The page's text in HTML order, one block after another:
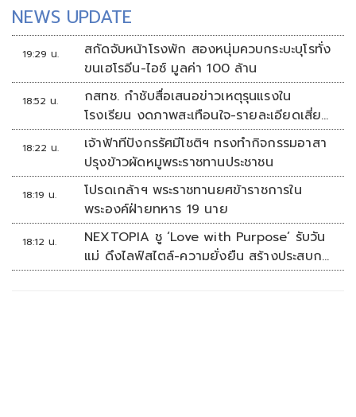
NEWS UPDATE
19:29 น.
สกัดจับหน้าโรงพัก สองหนุ่มควบกระบะบุโรทั่ง
ขนเฮโรอีน-ไอซ์ มูลค่า 100 ล้าน
18:52 น.
กสทช. กำชับสื่อเสนอข่าวเหตุรุนแรงใน
โรงเรียน งดภาพสะเทือนใจ-รายละเอียดเสี่ยง
เลียนแบบ
18:22 น.
เจ้าฟ้าทีปังกรรัศมีโชติฯ ทรงทำกิจกรรมอาสา
ปรุงข้าวผัดหมูพระราชทานประชาชน
18:19 น.
โปรดเกล้าฯ พระราชทานยศข้าราชการใน
พระองค์ฝ่ายทหาร 19 นาย
18:12 น.
NEXTOPIA ชู ‘Love with Purpose’ รับวัน
แม่ ดึงไลฟ์สไตล์-ความยั่งยืน สร้างประสบกา
รณ์ช้อปปิงมีความหมาย